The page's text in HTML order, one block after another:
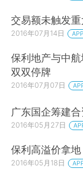
交易额未触发
2016年07月14日
保利地产与中
双双停牌
2016年07月07日
广东国企筹建
2016年05月27日
保利高溢价拿
2016年05月18日